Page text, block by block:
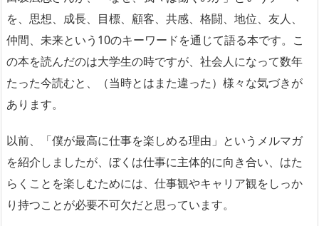
を、思想、成長、目標、顧客、共感、格闘、地位、友人、
仲間、未来という10のキーワードを通じて語る本です。こ
の本を読んだのは大学生の時ですが、社会人になって数年
たった今読むと、（当時とはまた違った）様々な気づきが
あります。
以前、「僕が最高に仕事を楽しめる理由」というメルマガ
を紹介しましたが、ぼくは仕事に主体的に向き合い、はた
らくことを楽しむためには、仕事観やキャリア観をしっか
り持つことが必要不可欠だと思っています。